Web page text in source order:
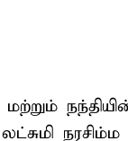
நரசிம்ம